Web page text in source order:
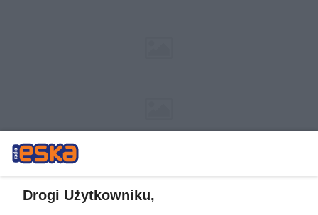
Drogi Użytkowniku,